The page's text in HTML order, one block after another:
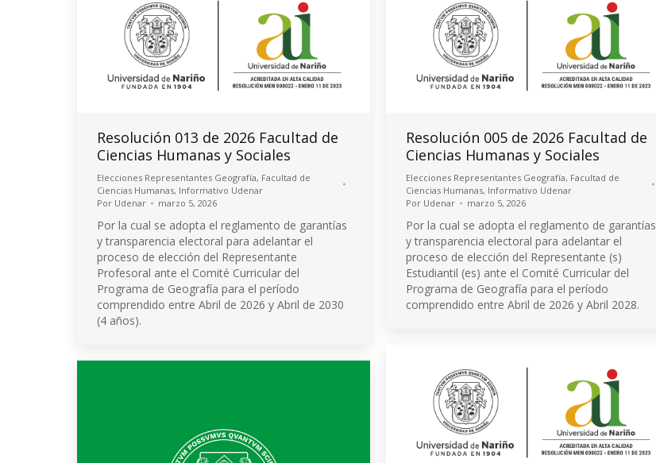
Resolución 013 de 2026 Facultad de
Ciencias Humanas y Sociales
Elecciones Representantes Geografía, Facultad de
Ciencias Humanas, Informativo Udenar
Por Udenar marzo 5, 2026
Por la cual se adopta el reglamento de garantías
y transparencia electoral para adelantar el
proceso de elección del Representante
Profesoral ante el Comité Curricular del
Programa de Geografía para el período
comprendido entre Abril de 2026 y Abril de 2030
(4 años).
Resolución 005 de 2026 Facultad de
Ciencias Humanas y Sociales
Elecciones Representantes Geografía, Facultad de
Ciencias Humanas, Informativo Udenar
Por Udenar marzo 5, 2026
Por la cual se adopta el reglamento de garantías
y transparencia electoral para adelantar el
proceso de elección del Representante (s)
Estudiantil (es) ante el Comité Curricular del
Programa de Geografía para el período
comprendido entre Abril de 2026 y Abril 2028.